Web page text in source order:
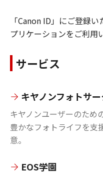
「Canon ID」にご登録
プリケーションをご利用
サービス
キヤノンフォトサー
キヤノンユーザーのため
豊かなフォトライフを支
意。
EOS学園